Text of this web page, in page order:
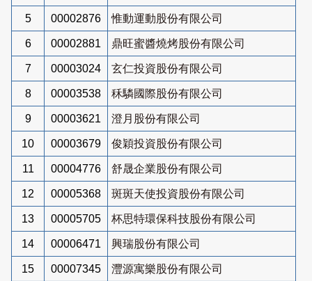
5 00002876 惟動運動股份有限公司
6 00002881 鼎旺蜜醬燒烤股份有限公司
7 00003024 玄仁投資股份有限公司
8 00003538 秝驎國際股份有限公司
9 00003621 澄月股份有限公司
10 00003679 俊穎投資股份有限公司
11 00004776 舒晟企業股份有限公司
12 00005368 斑斑天使投資股份有限公司
13 00005705 杯思特環保科技股份有限公司
14 00006471 興瑞股份有限公司
15 00007345 灃源寓樂股份有限公司